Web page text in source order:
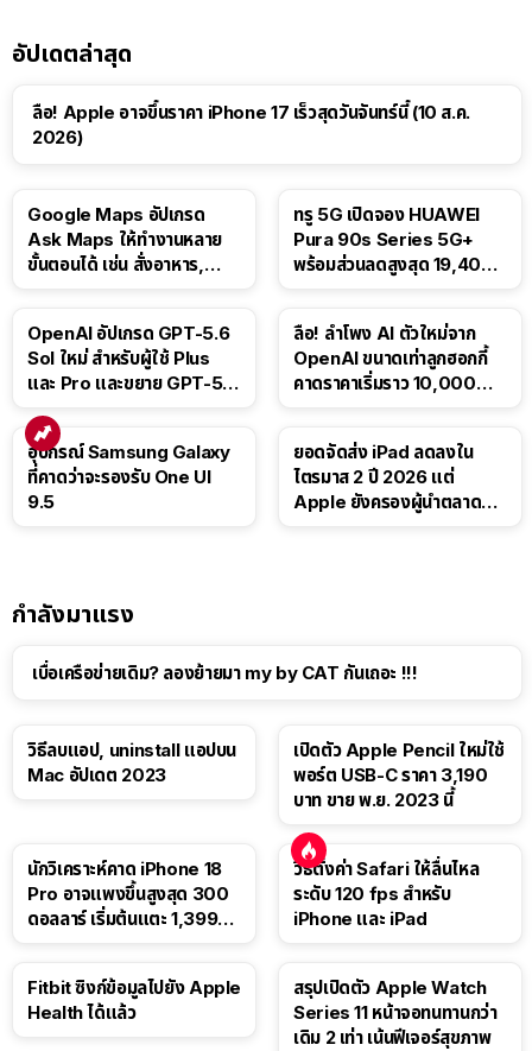
อัปเดตล่าสุด
ลือ! Apple อาจขึ้นราคา iPhone 17 เร็วสุดวันจันทร์นี้ (10 ส.ค.
2026)
Google Maps อัปเกรด
Ask Maps ให้ทำงานหลาย
ขั้นตอนได้ เช่น สั่งอาหาร,
ทรู 5G เปิดจอง HUAWEI
Pura 90s Series 5G+
พร้อมส่วนลดสูงสุด 19,400
OpenAI อัปเกรด GPT-5.6
Sol ใหม่ สำหรับผู้ใช้ Plus
และ Pro และขยาย GPT-5.6
ลือ! ลำโพง AI ตัวใหม่จาก
OpenAI ขนาดเท่าลูกฮอกกี้
คาดราคาเริ่มราว 10,000
อุปกรณ์ Samsung Galaxy
ที่คาดว่าจะรองรับ One UI
9.5
ยอดจัดส่ง iPad ลดลงใน
ไตรมาส 2 ปี 2026 แต่
Apple ยังครองผู้นำตลาด
กำลังมาแรง
เบื่อเครือข่ายเดิม? ลองย้ายมา my by CAT กันเถอะ !!!
วิธีลบแอป, uninstall แอปบน
Mac อัปเดต 2023
เปิดตัว Apple Pencil ใหม่ใช้
พอร์ต USB-C ราคา 3,190
บาท ขาย พ.ย. 2023 นี้
นักวิเคราะห์คาด iPhone 18
Pro อาจแพงขึ้นสูงสุด 300
ดอลลาร์ เริ่มต้นแตะ 1,399
วิธีตั้งค่า Safari ให้ลื่นไหล
ระดับ 120 fps สำหรับ
iPhone และ iPad
Fitbit ซิงก์ข้อมูลไปยัง Apple
Health ได้แล้ว
สรุปเปิดตัว Apple Watch
Series 11 หน้าจอทนทานกว่า
เดิม 2 เท่า เน้นฟีเจอร์สุขภาพ